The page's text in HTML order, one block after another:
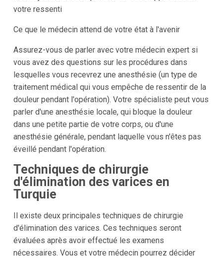
votre ressenti
Ce que le médecin attend de votre état à l'avenir
Assurez-vous de parler avec votre médecin expert si
vous avez des questions sur les procédures dans
lesquelles vous recevrez une anesthésie (un type de
traitement médical qui vous empêche de ressentir de la
douleur pendant l'opération). Votre spécialiste peut vous
parler d'une anesthésie locale, qui bloque la douleur
dans une petite partie de votre corps, ou d'une
anesthésie générale, pendant laquelle vous n'êtes pas
éveillé pendant l'opération.
Techniques de chirurgie
d'élimination des varices en
Turquie
Il existe deux principales techniques de chirurgie
d'élimination des varices. Ces techniques seront
évaluées après avoir effectué les examens
nécessaires. Vous et votre médecin pourrez décider